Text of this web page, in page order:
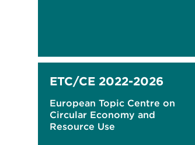
ETC/CE 2022-2026
European Topic Centre on
Circular Economy and
Resource Use